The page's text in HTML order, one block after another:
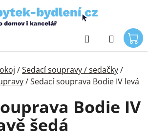
Hledat
/Sedací soupravy / sedačky/
/Sedací souprava Bodie IV levá
Bodie IV
šedá